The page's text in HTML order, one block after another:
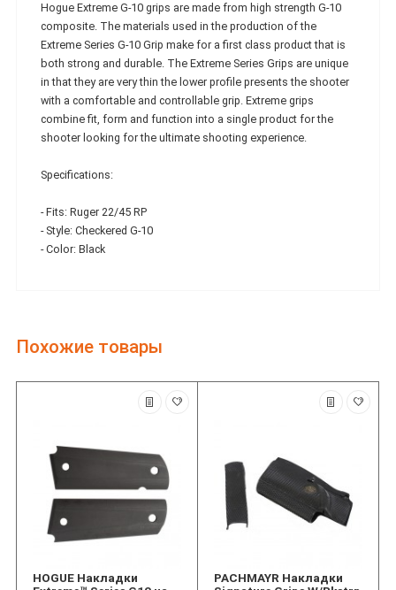
Hogue Extreme G-10 grips are made from high strength G-10
composite. The materials used in the production of the
Extreme Series G-10 Grip make for a first class product that is
both strong and durable. The Extreme Series Grips are unique
in that they are very thin the lower profile presents the shooter
with a comfortable and controllable grip. Extreme grips
combine fit, form and function into a single product for the
shooter looking for the ultimate shooting experience.
Specifications:
- Fits: Ruger 22/45 RP
- Style: Checkered G-10
- Color: Black
Похожие товары
HOGUE Накладки
PACHMAYR Накладки